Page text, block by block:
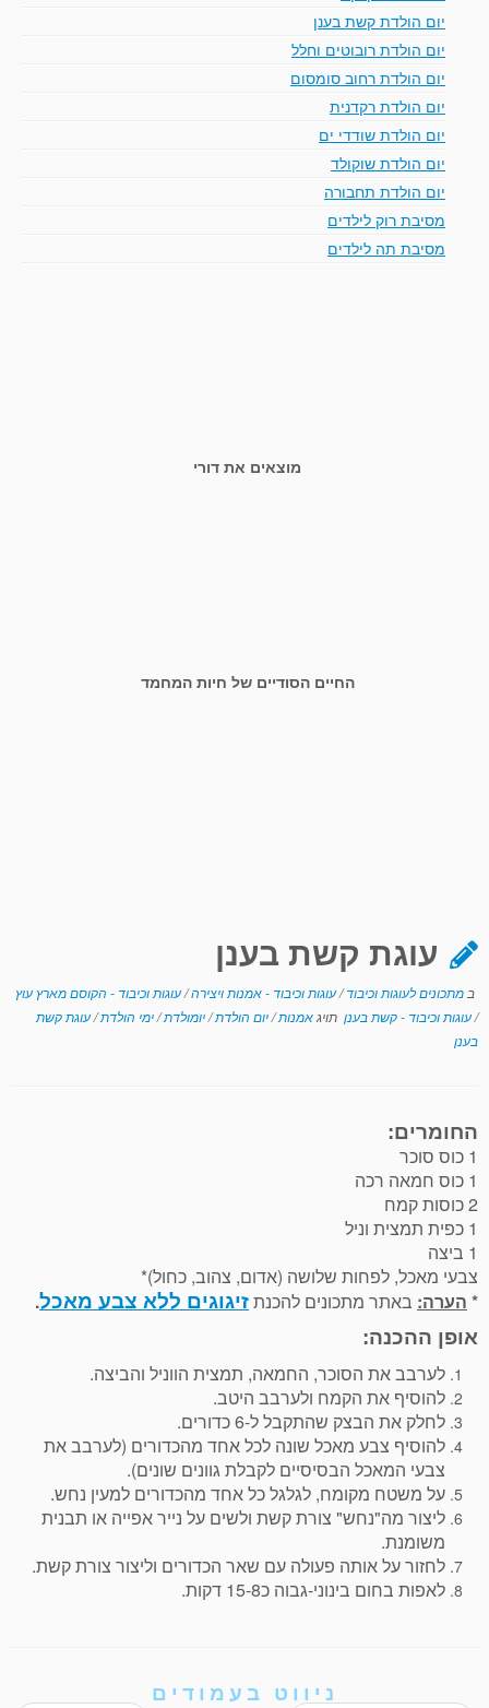
יום הולדת קשת בענן
יום הולדת רובוטים וחלל
יום הולדת רחוב סומסום
יום הולדת רקדנית
יום הולדת שודדי ים
יום הולדת שוקולד
יום הולדת תחבורה
מסיבת רוק לילדים
מסיבת תה לילדים
מוצאים את דורי
החיים הסודיים של חיות המחמד
עוגת קשת בענן
ב מתכונים לעוגות וכיבוד/עוגות וכיבוד - אמנות ויצירה/עוגות וכיבוד - הקוסם מארץ עוץ
/עוגות וכיבוד - קשת בענן תויגאמנות/יום הולדת/יומולדת/ימי הולדת/עוגת קשת
בענן
החומרים:
1 כוס סוכר
1 כוס חמאה רכה
2 כוסות קמח
1 כפית תמצית וניל
1 ביצה
צבעי מאכל, לפחות שלושה (אדום, צהוב, כחול)*
* הערה: באתר מתכונים להכנתזיגוגים ללא צבע מאכל.
אופן ההכנה:
לערבב את הסוכר, החמאה, תמצית הווניל והביצה.
להוסיף את הקמח ולערבב היטב.
לחלק את הבצק שהתקבל ל-6 כדורים.
להוסיף צבע מאכל שונה לכל אחד מהכדורים (לערבב את
צבעי המאכל הבסיסיים לקבלת גוונים שונים).
על משטח מקומח, לגלגל כל אחד מהכדורים למעין נחש.
ליצור מה"נחש" צורת קשת ולשים על נייר אפייה או תבנית
משומנת.
לחזור על אותה פעולה עם שאר הכדורים וליצור צורת קשת.
לאפות בחום בינוני-גבוה כ15-8 דקות.
ניווט בעמודים